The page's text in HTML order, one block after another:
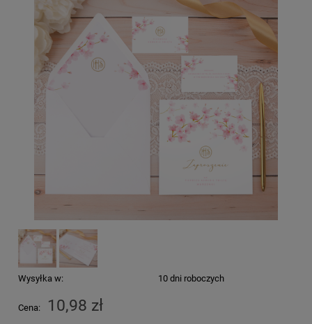
Wysyłka w: 10 dni roboczych
Cena: 10,98 zł